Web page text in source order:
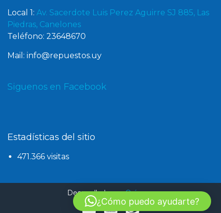
Local 1: Av. Sacerdote Luis Perez Aguirre SJ 885, Las
Piedras, Canelones
Teléfono: 23648670
Mail: info@repuestos.uy
Siguenos en Facebook
Estadísticas del sitio
471.366 visitas
Desarrollado porOxígeno
¿Cómo puedo ayudarte?